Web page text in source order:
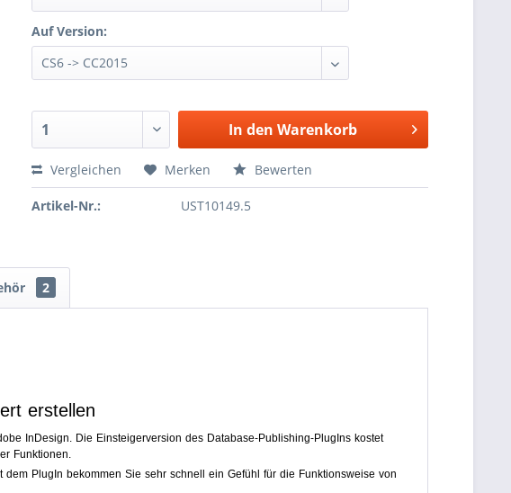
Auf Version:
In den Warenkorb
Vergleichen Merken Bewerten
Artikel-Nr.: UST10149.5
2
erstellen
InDesign. Die Einsteigerversion des Database-Publishing-PlugIns kostet
Funktionen.
PlugIn bekommen Sie sehr schnell ein Gefühl für die Funktionsweise von